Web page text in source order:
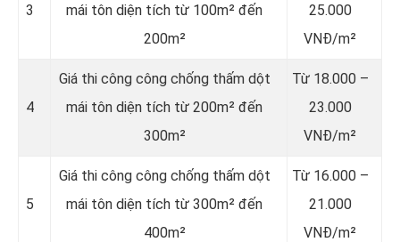
3
mái tôn diện tích từ 100m² đến
200m²
25.000
VNĐ/m²
4
Giá thi công công chống thấm dột
mái tôn diện tích từ 200m² đến
300m²
Từ 18.000 –
23.000
VNĐ/m²
5
Giá thi công công chống thấm dột
mái tôn diện tích từ 300m² đến
400m²
Từ 16.000 –
21.000
VNĐ/m²